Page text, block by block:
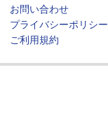
お問い合わせ
プライバシーポリシー
ご利用規約